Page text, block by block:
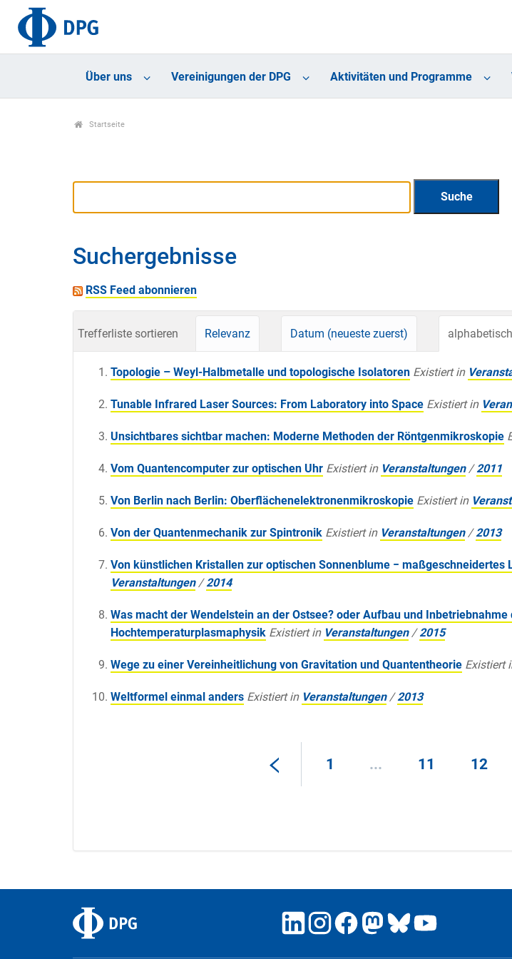
Über uns Vereinigungen der DPG Aktivitäten und Programme
Startseite
Suchergebnisse
RSS Feed abonnieren
Trefferliste sortieren Relevanz Datum (neueste zuerst) alphabetisch
Topologie – Weyl-Halbmetalle und topologische Isolatoren Existiert in
Tunable Infrared Laser Sources: From Laboratory into Space Existiert in
Unsichtbares sichtbar machen: Moderne Methoden der Röntgenmikroskopie
Vom Quantencomputer zur optischen Uhr Existiert in Veranstaltungen /2011
Von Berlin nach Berlin: Oberflächenelektronenmikroskopie Existiert in
Von der Quantenmechanik zur Spintronik Existiert in Veranstaltungen /2013
Von künstlichen Kristallen zur optischen Sonnenblume −
Veranstaltungen /2014
Was macht der Wendelstein an der Ostsee? oder Aufbau und
Hochtemperaturplasmaphysik Existiert in Veranstaltungen /2015
Wege zu einer Vereinheitlichung von Gravitation und Quantentheorie Existiert
Weltformel einmal anders Existiert in Veranstaltungen /2013
1 ... 11 12